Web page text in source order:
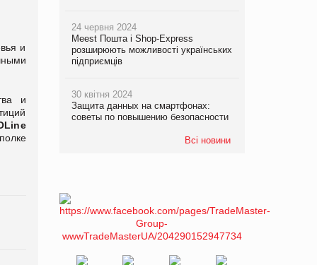
и
и
24 червня 2024
Meest Пошта і Shop-Express
розширюють можливості українських
підприємців
30 квітня 2024
Защита данных на смартфонах:
советы по повышению безопасности
Всі новини